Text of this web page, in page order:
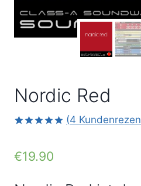
Nordic Red
von 5,
basierend
(4
€19.90